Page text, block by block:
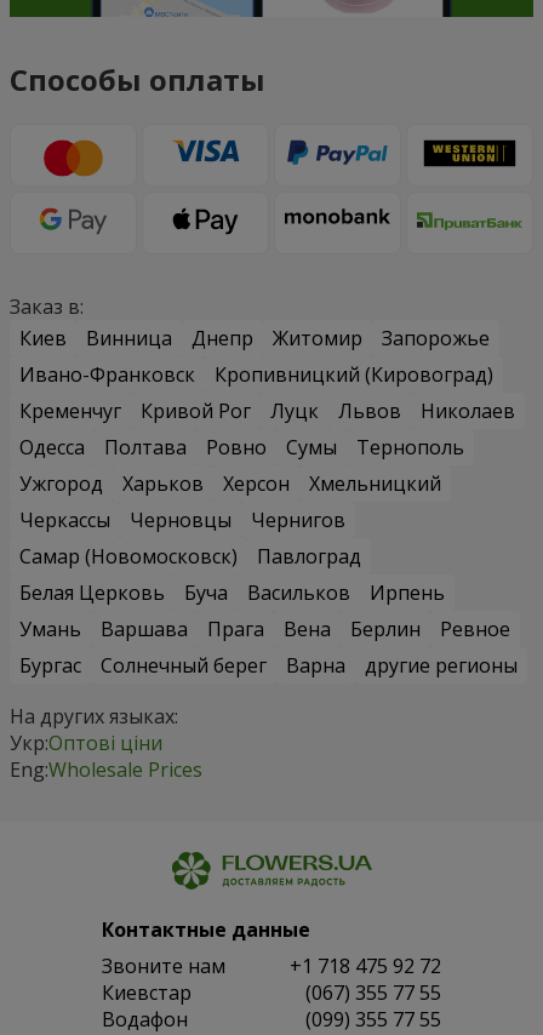
Способы оплаты
Заказ в:
Киев
Винница Днепр Житомир
Запорожье
Ивано-Франковск
Кропивницкий (Кировоград)
Кременчуг
Кривой Рог Луцк Львов
Николаев
Одесса
Полтава Ровно Сумы
Тернополь
Ужгород
Харьков Херсон
Хмельницкий
Черкассы
Черновцы
Чернигов
Самар (Новомосковск)
Павлоград
Белая Церковь
Буча Васильков
Ирпень
Умань
Варшава Прага Вена Берлин
Ревное
Бургас
Солнечный берег Варна
другие регионы
На других языках:
Укр:Оптові ціни
Eng:Wholesale Prices
Контактные данные
Звоните нам
+1 718 475 92 72
Киевстар
(067) 355 77 55
Водафон
(099) 355 77 55